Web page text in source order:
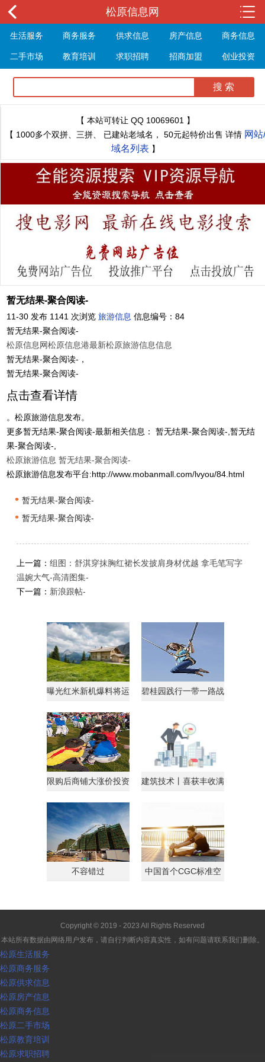
松原信息网
生活服务 商务服务 供求信息 房产信息 商务信息
二手市场 教育培训 求职招聘 招商加盟 创业投资
展会信息 旅游信息 休闲娱乐 体育健身 最新资讯
最新推文
【 本站可转让 QQ 10069601 】
【 1000多个双拼、三拼、 已建站老域名， 50元起特价出售 详情 网站/
域名列表 】
暂无结果-聚合阅读-
11-30 发布 1141 次浏览 旅游信息 信息编号：84
暂无结果-聚合阅读-
松原信息网松原信息港最新松原旅游信息信息
暂无结果-聚合阅读-，
暂无结果-聚合阅读-
点击查看详情
。松原旅游信息发布。
更多暂无结果-聚合阅读-最新相关信息： 暂无结果-聚合阅读-,暂无结
果-聚合阅读-,
松原旅游信息 暂无结果-聚合阅读-
松原旅游信息发布平台:http://www.mobanmall.com/lvyou/84.html
• 暂无结果-聚合阅读-
• 暂无结果-聚合阅读-
上一篇：组图：舒淇穿抹胸红裙长发披肩身材优越 拿毛笔写字
温婉大气-高清图集-
下一篇： 新浪跟帖-
曝光红米新机爆料将运
碧桂园践行一带一路战
限购后商铺大涨价投资
建筑技术丨喜获丰收满
不容错过
中国首个CGC标准空
Copyright © 2019 - 2023 All Rights Reserved
本站所有数据由网络用户发布，请自行判断内容真实性，如有问题请联系我们删除。
松原生活服务
松原商务服务
松原供求信息
松原房产信息
松原商务信息
松原二手市场
松原教育培训
松原求职招聘